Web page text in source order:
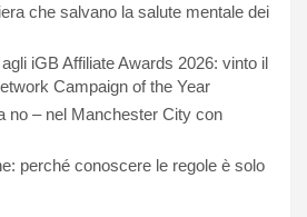
che salvano la salute mentale dei
iGB Affiliate Awards 2026: vinto il
Campaign of the Year
no – nel Manchester City con
perché conoscere le regole è solo